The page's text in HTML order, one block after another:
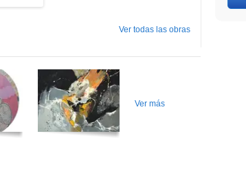
Ver todas las obras
Ver más